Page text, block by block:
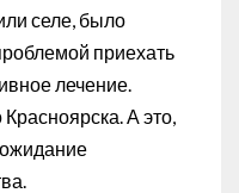
селе, было
приехать
лечение.
А это,